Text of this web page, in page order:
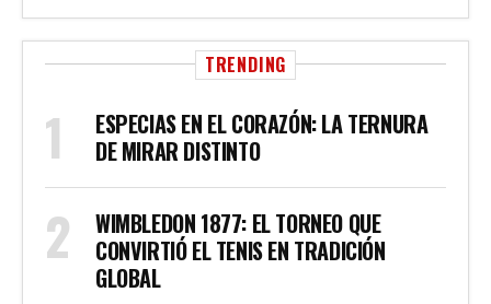
TRENDING
ESPECIAS EN EL CORAZÓN: LA TERNURA
DE MIRAR DISTINTO
WIMBLEDON 1877: EL TORNEO QUE
CONVIRTIÓ EL TENIS EN TRADICIÓN
GLOBAL